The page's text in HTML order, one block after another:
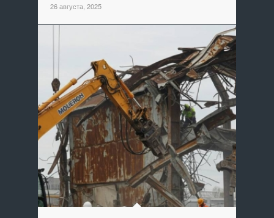
26 августа, 2025